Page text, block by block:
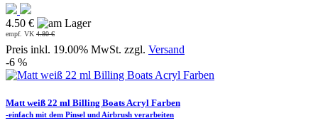
4.50 €
empf. VK 4.80 €
Preis inkl. 19.00% MwSt. zzgl. Versand
-6 %
Matt weiß 22 ml Billing Boats Acryl Farben
-einfach mit dem Pinsel und Airbrush verarbeiten